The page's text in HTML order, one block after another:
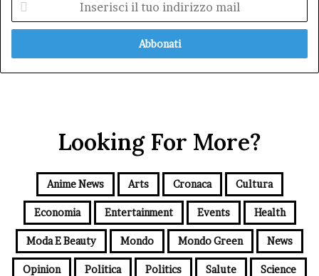
tuo
mail
Looking For More?
Anime News Arts Cronaca Cultura
Economia Entertainment Events Health
Moda E Beauty Mondo Mondo Green News
Opinion Politica Politics Salute Science